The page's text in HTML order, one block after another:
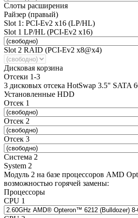
Слоты расширения
Райзер (правый)
Slot 1: PCI-Ev2 x16 (LP/HL)
Slot 1 LP/HL (PCI-Ev2 x16)
Slot 2 RAID (PCI-Ev2 x8@x4)
Дисковая корзина
Отсеки 1-3
3 дисковых отсека HotSwap 3.5" SATA
Установленные HDD
Отсек 1
Отсек 2
Отсек 3
Система 2
System 2
Модуль 2 на базе процессоров AMD
возможностью горячей замены:
Процессоры
CPU 1